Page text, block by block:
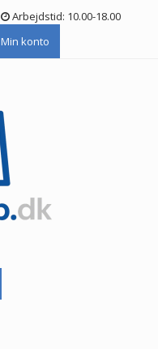
Arbejdstid: 10.00-18.00
Min konto